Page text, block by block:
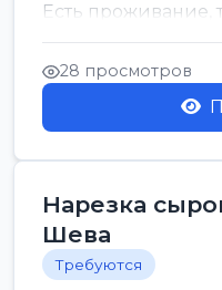
Есть проживание,
шек в...
28 просмотров
Нарезка
Шева
Требуются